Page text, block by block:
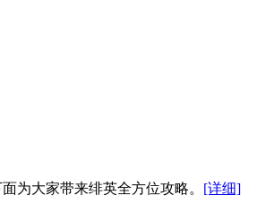
为大家带来绯英全方位攻略。 [详细]